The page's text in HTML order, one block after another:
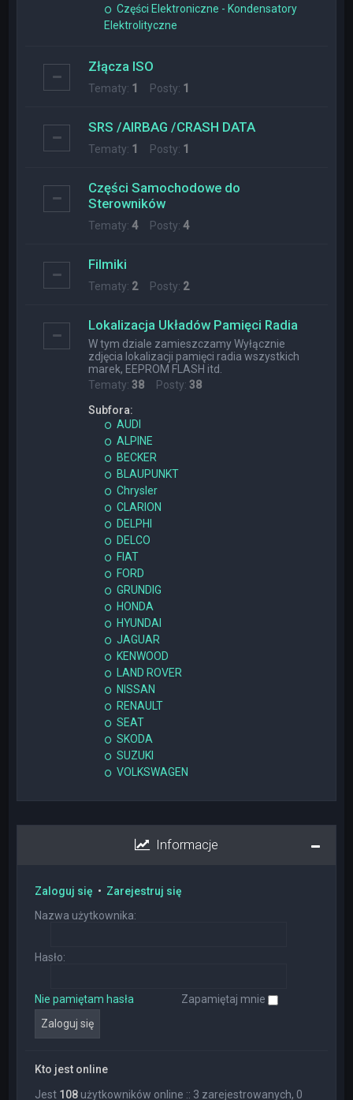
Części Elektroniczne - Kondensatory
Elektrolityczne
Złącza ISO
Tematy: 1 Posty: 1
SRS /AIRBAG /CRASH DATA
Tematy: 1 Posty: 1
Części Samochodowe do
Sterowników
Tematy:4Posty:4
Filmiki
Tematy: 2Posty: 2
Lokalizacja Układów Pamięci Radia
W tym dziale zamieszczamy Wyłącznie
zdjęcia lokalizacji pamięci radia wszystkich
marek, EEPROM FLASH itd.
Tematy:38 Posty:38
Subfora:
AUDI
ALPINE
BECKER
BLAUPUNKT
Chrysler
CLARION
DELPHI
DELCO
FIAT
FORD
GRUNDIG
HONDA
HYUNDAI
JAGUAR
KENWOOD
LAND ROVER
NISSAN
RENAULT
SEAT
SKODA
SUZUKI
VOLKSWAGEN
Informacje
Zaloguj się • Zarejestruj się
Nazwa użytkownika:
Hasło:
Nie pamiętam hasła Zapamiętaj mnie
Kto jest online
Jest 108 użytkowników online :: 3 zarejestrowanych, 0